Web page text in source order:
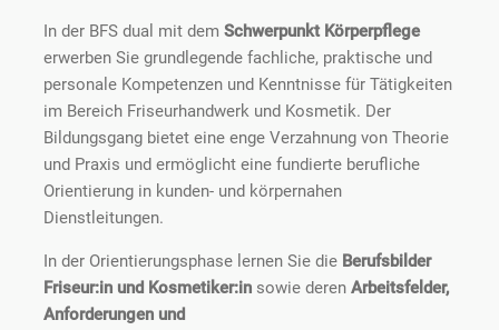
In der BFS dual mit dem Schwerpunkt Körperpflege
erwerben Sie grundlegende fachliche, praktische und
personale Kompetenzen und Kenntnisse für Tätigkeiten
im Bereich Friseurhandwerk und Kosmetik. Der
Bildungsgang bietet eine enge Verzahnung von Theorie
und Praxis und ermöglicht eine fundierte berufliche
Orientierung in kunden- und körpernahen
Dienstleitungen.
In der Orientierungsphase lernen Sie die Berufsbilder
Friseur:in und Kosmetiker:in sowie deren Arbeitsfelder,
Anforderungen und